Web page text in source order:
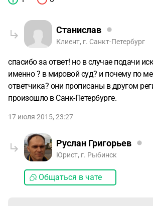
Станислав
Клиент, г. Санкт-Петербург
спасибо за ответ! но в случае подачи
именно ? в мировой суд? и почему по
ответчика? они прописаны в другом
произошло в Санк-Петербурге.
17 июля 2015, 23:27
Руслан Григорьев
Юрист, г. Рыбинск
Общаться в чате